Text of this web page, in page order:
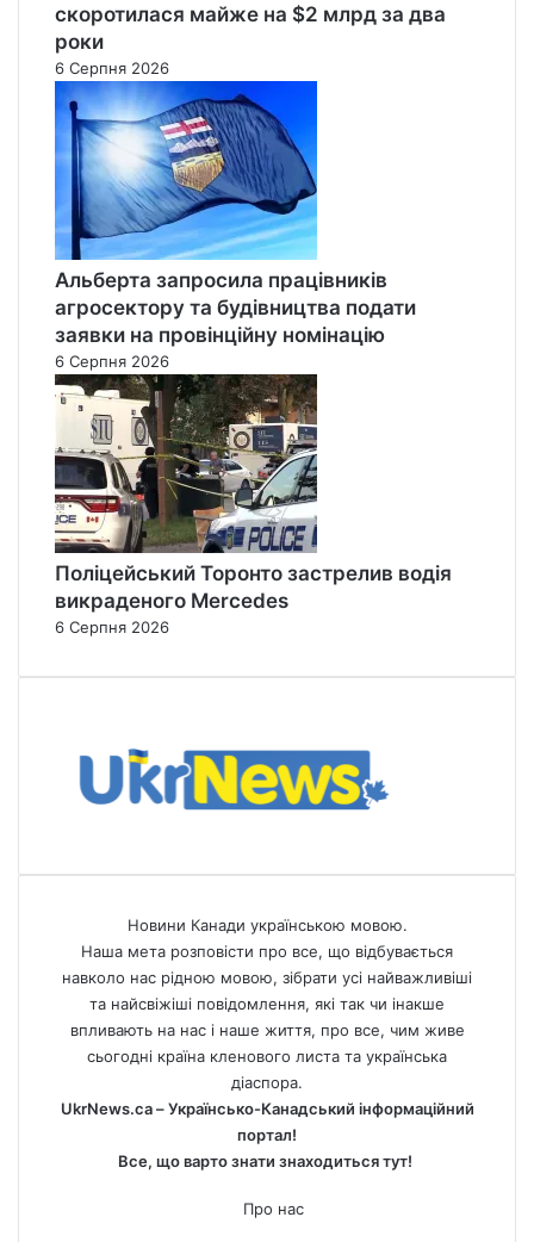
скоротилася майже на $2 млрд за два
роки
6 Серпня 2026
Альберта запросила працівників
агросектору та будівництва подати
заявки на провінційну номінацію
6 Серпня 2026
Поліцейський Торонто застрелив водія
викраденого Mercedes
6 Серпня 2026
Новини Канади українською мовою.
Наша мета розповісти про все, що відбувається
навколо нас рідною мовою, зібрати усі найважливіші
та найсвіжіші повідомлення, які так чи інакше
впливають на нас і наше життя, про все, чим живе
сьогодні країна кленового листа та українська
діаспора.
UkrNews.ca – Українсько-Канадський інформаційний
портал!
Все, що варто знати знаходиться тут!
Про нас